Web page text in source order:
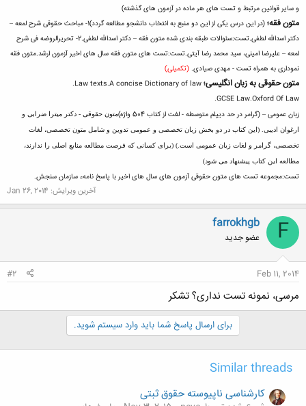
و سایر قوانین مرتبط و تست های هر ماده در آزمون های گذشته)
متون فقه؛(در این درس یکی از این دو منبع به انتخاب دانشجو مطالعه گردد)1- مباحث حقوقی شرح لمعه –
دکتر اسدالله لطفی.تست:سئوالات طبقه بندی شده متون فقه – دکتر اسدالله لطفی. 2- تحریرالروضه فی شرح
لمعه – علیرضا امینی، سید محمد رضا آیتی.تست:تست های متون فقه سال های اخیر آزمون ارشد.متون فقه
نموداری به همراه تست - مهدی صیادی. (تکمیلی)
متون حقوقی به زبان انگلیسی؛ Law texts.A concise Dictionary of law.
GCSE Law.Oxford Of Law.
زبان عمومی – (گرامر در حد دیپلم متوسطه - لغت از کتاب 504 واژه)
متون حقوقی - دکتر میترا ضرابی و
ارغوان ادیبی. (این کتاب در دو بخش زبان تخصصی و عمومی تدوین و شامل متون تخصصی، لغات
تخصصی، گرامر و لغات زبان عمومی است.) (برای کسانی که فرصت مطالعه منابع اصلی را ندارند،
مطالعه این کتاب پیشنهاد می شود)
تست:مجموعه تست های متون حقوقی آزمون های سال های اخیر با پاسخ نامهء سازمان سنجش.
آخرین ویرایش: Jan 26, 2014
F
farrokhgb
عضو جدید
Feb 11, 2014
#2
مرسی، نمونه تست نداری؟ تشکر
برای ارسال پاسخ شما باید وارد سیستم شوید.
Similar threads
کارشناسی ناپیوسته حقوق ثبتی